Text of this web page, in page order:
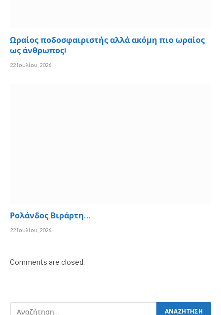
Ωραίος ποδοσφαιριστής αλλά ακόμη πιο ωραίος
ως άνθρωπος!
22 Ιουλίου, 2026
Ρολάνδος Βιράρτη…
22 Ιουλίου, 2026
Comments are closed.